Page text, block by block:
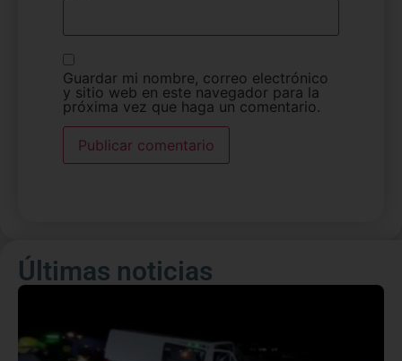
Guardar mi nombre, correo electrónico
y sitio web en este navegador para la
próxima vez que haga un comentario.
Últimas noticias